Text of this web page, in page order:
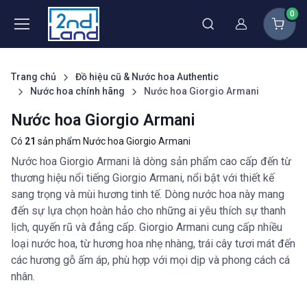
Thành viên
0
Trang chủ
Đồ hiệu cũ & Nước hoa Authentic
Nước hoa chính hãng
Nước hoa Giorgio Armani
Nước hoa Giorgio Armani
Có 21 sản phẩm Nước hoa Giorgio Armani
Nước hoa Giorgio Armani là dòng sản phẩm cao cấp đến từ
thương hiệu nổi tiếng Giorgio Armani, nổi bật với thiết kế
sang trọng và mùi hương tinh tế. Dòng nước hoa này mang
đến sự lựa chọn hoàn hảo cho những ai yêu thích sự thanh
lịch, quyến rũ và đẳng cấp. Giorgio Armani cung cấp nhiều
loại nước hoa, từ hương hoa nhẹ nhàng, trái cây tươi mát đến
các hương gỗ ấm áp, phù hợp với mọi dịp và phong cách cá
nhân.